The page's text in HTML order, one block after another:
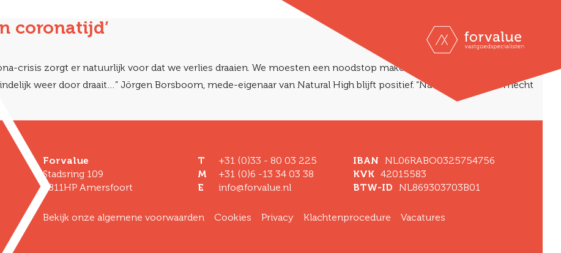
coronatijd’
crisis zorgt er natuurlijk voor dat we verlies draaien. We moesten een noodstop maken. Maar we gaan het wel
weer door draait…” Jörgen Borsboom, mede-eigenaar van Natural High blijft positief. “Natural High is een hecht
Forvalue
Stadsring 109
3811HP Amersfoort
T
+31 (0)33 - 80 03 225
M
+31 (0)6 -13 34 03 38
E
info@forvalue.nl
IBAN NL06RABO0325754756
KVK 42015583
BTW-ID NL869303703B01
Bekijk onze algemene voorwaarden Cookies Privacy Klachtenprocedure Vacatures